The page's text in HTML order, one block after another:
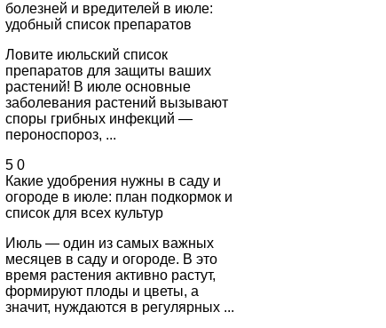
болезней и вредителей в июле:
удобный список препаратов
Ловите июльский список
препаратов для защиты ваших
растений! В июле основные
заболевания растений вызывают
споры грибных инфекций —
пероноспороз, ...
5 0
Какие удобрения нужны в саду и
огороде в июле: план подкормок и
список для всех культур
Июль — один из самых важных
месяцев в саду и огороде. В это
время растения активно растут,
формируют плоды и цветы, а
значит, нуждаются в регулярных ...